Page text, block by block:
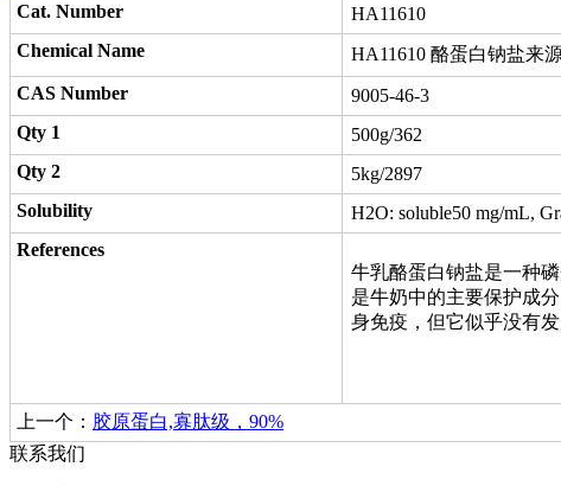
Cat. Number
HA11610
Chemical Name
HA11610 酪蛋白钠盐来
CAS Number
9005-46-3
Qty 1
500g/362
Qty 2
5kg/2897
Solubility
H2O: soluble50 mg/mL,
References
牛乳酪蛋白钠盐是一种
是牛奶中的主要保护成
身免疫，但它似乎没有
上一个： 胶原蛋白,寡肽级，90%
联系我们